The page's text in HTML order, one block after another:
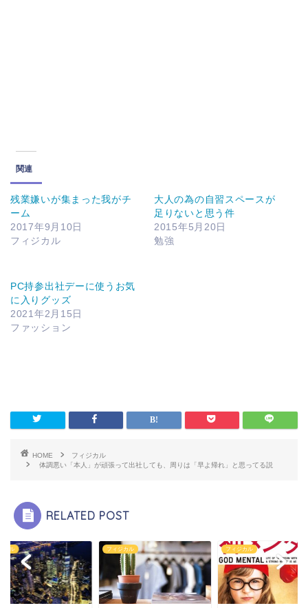
関連
残業嫌いが集まった我がチ
ーム
2017年9月10日
フィジカル
大人の為の自習スペースが
足りないと思う件
2015年5月20日
勉強
PC持参出社デーに使うお気
に入りグッズ
2021年2月15日
ファッション
HOME
フィジカル
体調悪い「本人」が頑張って出社しても、周りは「早よ帰れ」と思ってる説
RELATED POST
カル フィジカル フィジカル